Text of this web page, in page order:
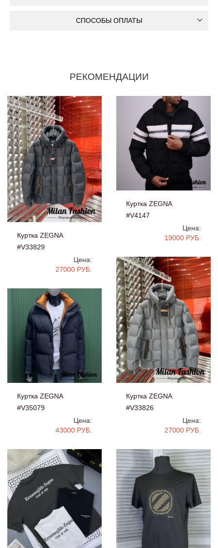
СПОСОБЫ ОПЛАТЫ
РЕКОМЕНДАЦИИ
Куртка ZEGNA
#V33829
Цена:
27000 РУБ.
Куртка ZEGNA
#V4147
Цена:
19000 РУБ.
Куртка ZEGNA
#V33826
Цена:
27000 РУБ.
Куртка ZEGNA
#V35079
Цена:
43000 РУБ.